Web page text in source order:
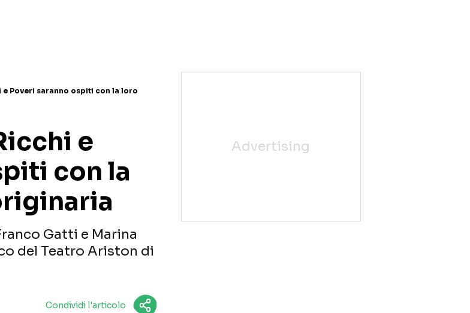
e Poveri saranno ospiti con la loro
e
con la
Gatti e Marina
del Teatro Ariston di
Condividi l'articolo